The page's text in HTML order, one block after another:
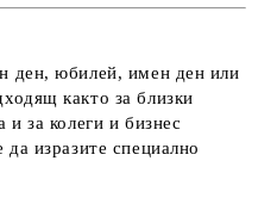
ден, юбилей, имен ден или
както за близки
и за колеги и бизнес
да изразите специално